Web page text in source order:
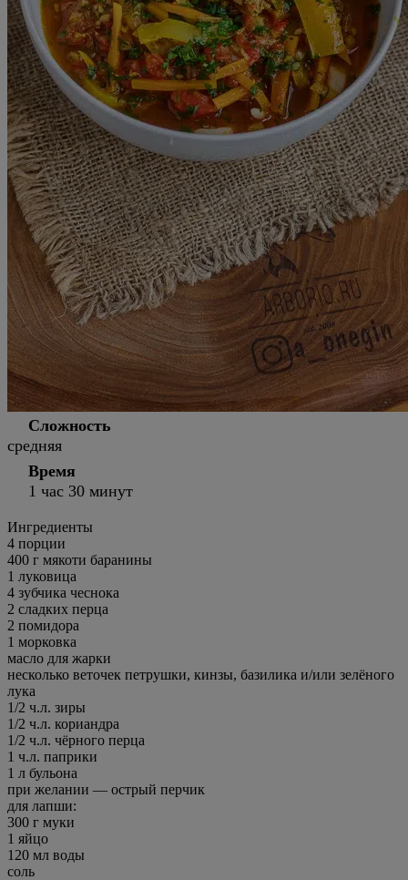
Сложность
средняя
Время
1 час 30 минут
Ингредиенты
4 порции
400 г мякоти баранины
1 луковица
4 зубчика чеснока
2 сладких перца
2 помидора
1 морковка
масло для жарки
несколько веточек петрушки, кинзы, базилика и/или зелёного
лука
1/2 ч.л. зиры
1/2 ч.л. кориандра
1/2 ч.л. чёрного перца
1 ч.л. паприки
1 л бульона
при желании — острый перчик
для лапши:
300 г муки
1 яйцо
120 мл воды
соль